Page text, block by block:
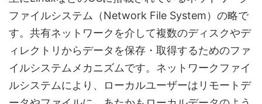
ファイルシステム（Network File System）の略で
す。共有ネットワークを介して複数のディスクやデ
ィレクトリからデータを保存・取得するためのファ
イルシステムメカニズムです。ネットワークファイ
ルシステムにより、ローカルユーザーはリモートデ